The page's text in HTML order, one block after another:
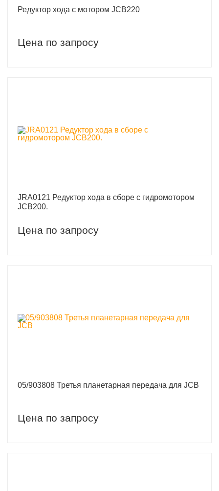
Редуктор хода с мотором JCB220
Цена по запросу
JRA0121 Редуктор хода в сборе с гидромотором
JCB200.
Цена по запросу
05/903808 Третья планетарная передача для JCB
Цена по запросу